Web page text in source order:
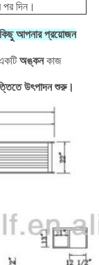
পর দিন।
আপনার প্রয়োজন
অঙ্কনকাজ
উৎপাদন শুরু।